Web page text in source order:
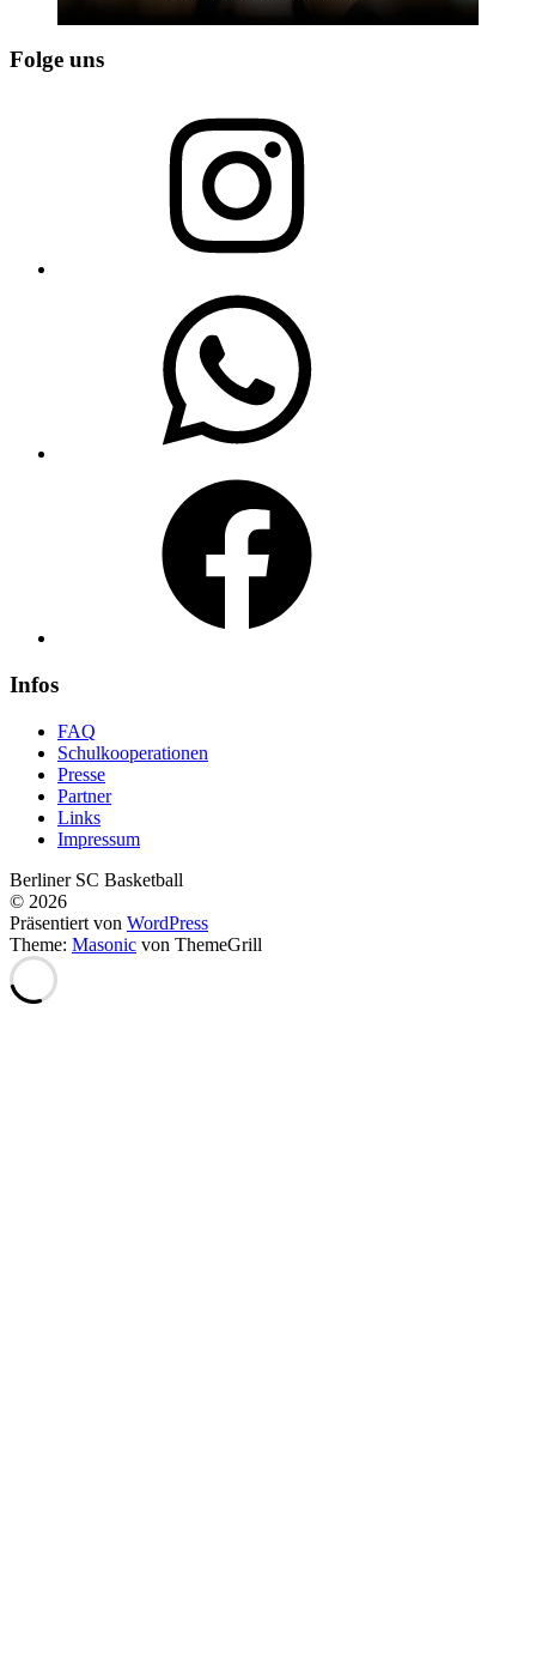
Folge uns
Infos
FAQ
Schulkooperationen
Presse
Partner
Links
Impressum
Berliner SC Basketball
© 2026
Präsentiert von WordPress
Theme: Masonic von ThemeGrill